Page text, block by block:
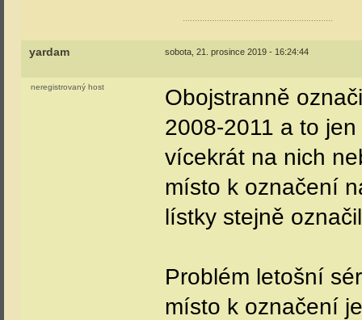
..............................................................
yardam sobota, 21. prosince 2019 - 16:24:44
neregistrovaný host
Obojstranně
2008-2011 a to
vícekrát na nich
místo k označení
lístky stejně
Problém letošní
místo k označení